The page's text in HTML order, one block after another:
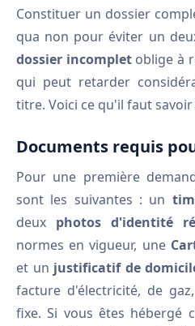
Constituer un dossier
qua non pour éviter un
dossier incompletoblige à
qui peut retarder
titre. Voici ce qu'il faut
Documents requis
Pour une première
sont les suivantes : un
deux photos d'identité
normes en vigueur, une
et un justificatif de
facture d'électricité, de
fixe. Si vous êtes hébergé